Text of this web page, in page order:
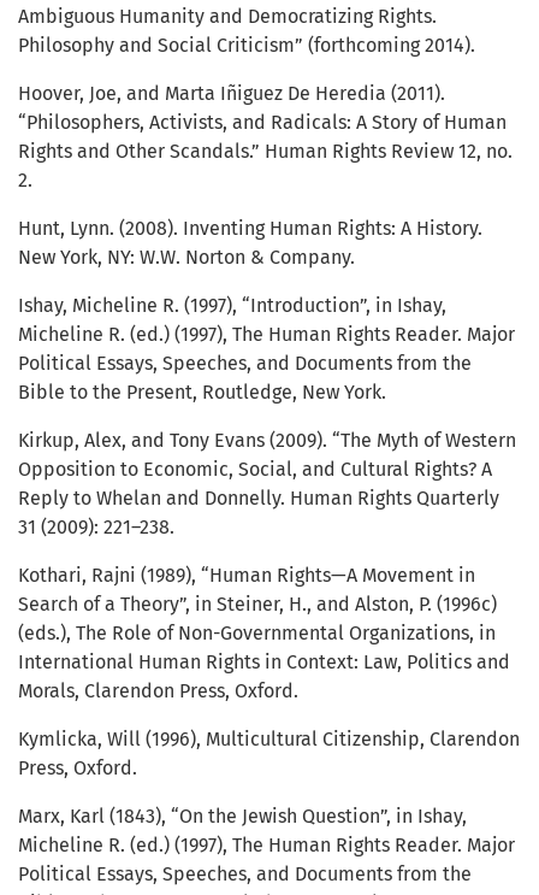
Ambiguous Humanity and Democratizing Rights.
Philosophy and Social Criticism” (forthcoming 2014).
Hoover, Joe, and Marta Iñiguez De Heredia (2011).
“Philosophers, Activists, and Radicals: A Story of Human
Rights and Other Scandals.” Human Rights Review 12, no.
2.
Hunt, Lynn. (2008). Inventing Human Rights: A History.
New York, NY: W.W. Norton & Company.
Ishay, Micheline R. (1997), “Introduction”, in Ishay,
Micheline R. (ed.) (1997), The Human Rights Reader. Major
Political Essays, Speeches, and Documents from the
Bible to the Present, Routledge, New York.
Kirkup, Alex, and Tony Evans (2009). “The Myth of Western
Opposition to Economic, Social, and Cultural Rights? A
Reply to Whelan and Donnelly. Human Rights Quarterly
31 (2009): 221–238.
Kothari, Rajni (1989), “Human Rights—A Movement in
Search of a Theory”, in Steiner, H., and Alston, P. (1996c)
(eds.), The Role of Non-Governmental Organizations, in
International Human Rights in Context: Law, Politics and
Morals, Clarendon Press, Oxford.
Kymlicka, Will (1996), Multicultural Citizenship, Clarendon
Press, Oxford.
Marx, Karl (1843), “On the Jewish Question”, in Ishay,
Micheline R. (ed.) (1997), The Human Rights Reader. Major
Political Essays, Speeches, and Documents from the